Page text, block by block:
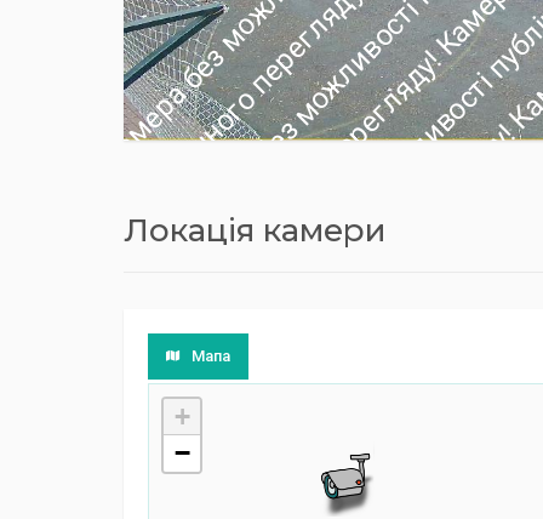
Локація камери
Мапа
+
−